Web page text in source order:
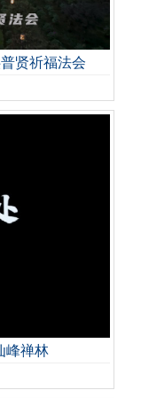
贤祈福法会
峰禅林